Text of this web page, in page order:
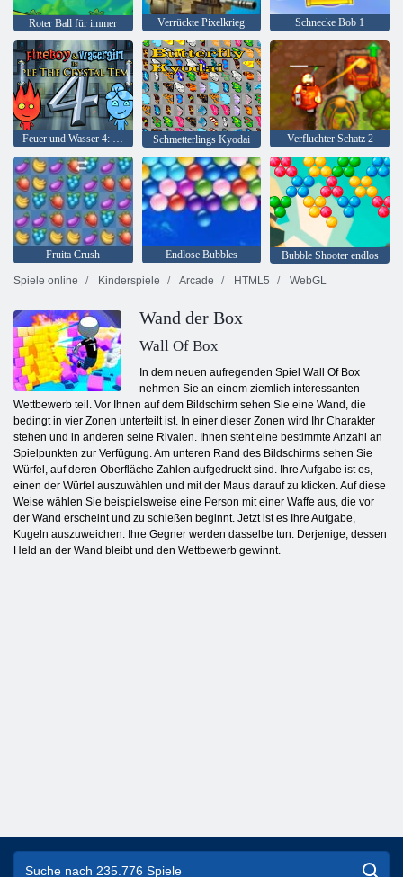
Roter Ball für immer Verrückte Pixelkrieg Schnecke Bob 1
Feuer und Wasser 4: Kristalltempel Schmetterlings Kyodai Verfluchter Schatz 2
Fruita Crush Endlose Bubbles
Bubble Shooter endlos
Spiele online
Kinderspiele Arcade HTML5 WebGL
Wand der Box
Wall Of Box
In dem neuen aufregenden Spiel Wall Of Box
nehmen Sie an einem ziemlich interessanten
Wettbewerb teil. Vor Ihnen auf dem Bildschirm sehen Sie eine Wand, die
bedingt in vier Zonen unterteilt ist. In einer dieser Zonen wird Ihr Charakter
stehen und in anderen seine Rivalen. Ihnen steht eine bestimmte Anzahl an
Spielpunkten zur Verfügung. Am unteren Rand des Bildschirms sehen Sie
Würfel, auf deren Oberfläche Zahlen aufgedruckt sind. Ihre Aufgabe ist es,
einen der Würfel auszuwählen und mit der Maus darauf zu klicken. Auf diese
Weise wählen Sie beispielsweise eine Person mit einer Waffe aus, die vor
der Wand erscheint und zu schießen beginnt. Jetzt ist es Ihre Aufgabe,
Kugeln auszuweichen. Ihre Gegner werden dasselbe tun. Derjenige, dessen
Held an der Wand bleibt und den Wettbewerb gewinnt.